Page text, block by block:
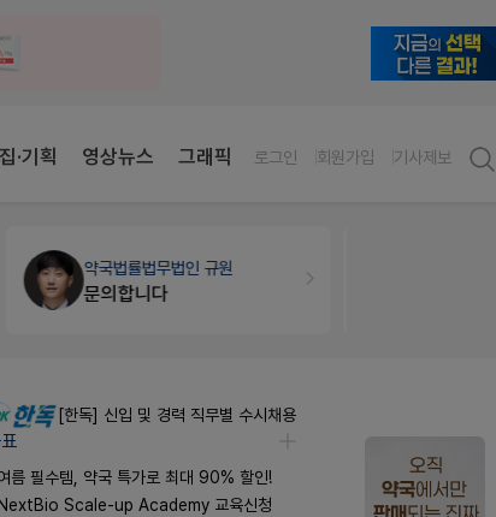
·기획 영상뉴스 그래픽 로그인 회원가입 기사제보
개국·경영휴베이스
Pm2000쓰는데..
[한독] 신입 및 경력 직무별 수시채용
름 필수템, 약국 특가로 최대 90% 할인!
NextBio Scale-up Academy 교육신청